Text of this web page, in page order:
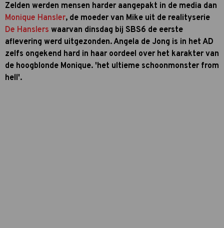
Zelden werden mensen harder aangepakt in de media dan
Monique Hansler, de moeder van Mike uit de realityserie
De Hanslers waarvan dinsdag bij SBS6 de eerste
aflevering werd uitgezonden. Angela de Jong is in het AD
zelfs ongekend hard in haar oordeel over het karakter van
de hoogblonde Monique. 'het ultieme schoonmonster from
hell'.